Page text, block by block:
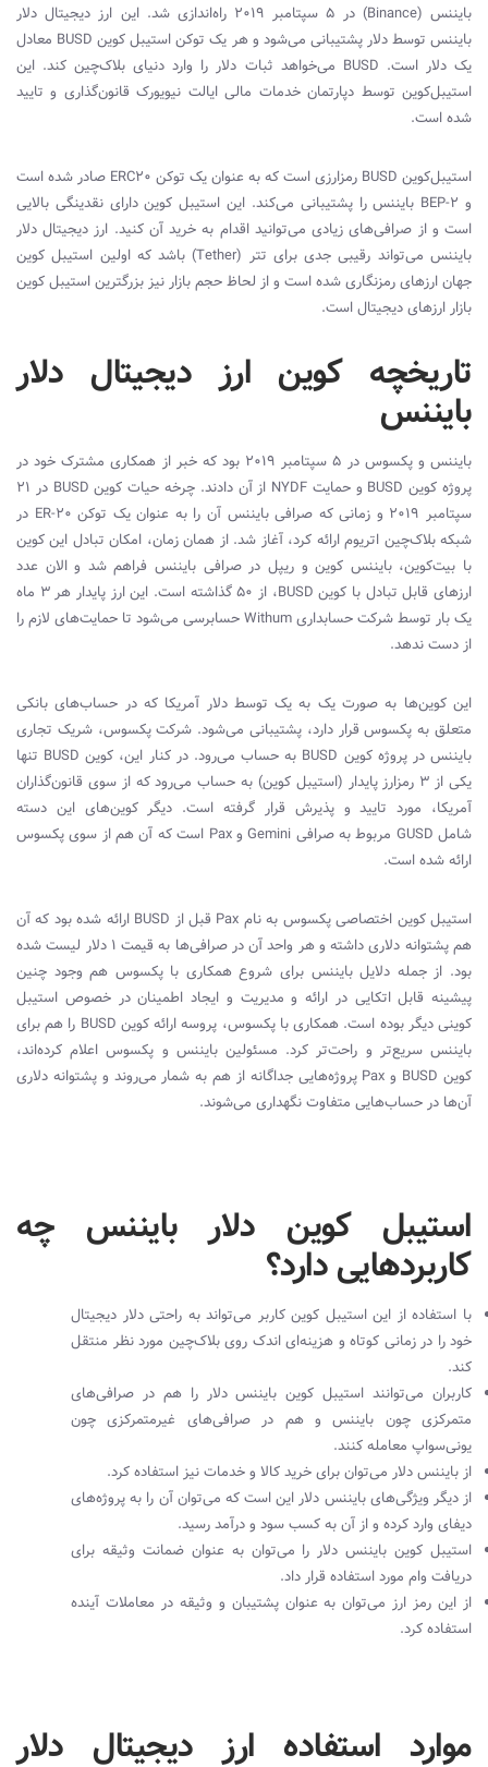
بایننس (Binance
) در ۵ سپتامبر ۲۰۱۹ راه‌اندازی شد. این ارز دیجیتال دلار
بایننس توسط دلار پشتیبانی می‌شود و هر یک توکن استیبل کوین BUSD معادل
یک دلار ‌است. BUSD می‌خواهد ثبات دلار را وارد دنیای بلاک‌چین کند. این
استیبل‌کوین توسط دپارتمان خدمات مالی ایالت نیویورک قانون‌گذاری و تایید
شده است.
استیبل‌کوین BUSD رمزارزی است که به عنوان یک توکن ERC20 صادر شده است
و BEP-2 بایننس را پشتیبانی می‌کند. این استیبل کوین دارای نقدینگی بالایی
است و از صرافی‌های زیادی می‌توانید اقدام به خرید آن کنید. ارز دیجیتال دلار
بایننس می‌تواند رقیبی جدی برای تتر (Tether) باشد که اولین استیبل کوین
جهان ارزهای رمزنگاری شده است و از لحاظ حجم بازار نیز بزرگترین استیبل کوین
بازار ارزهای دیجیتال است.
تاریخچه کوین ارز دیجیتال دلار
بایننس
بایننس و پکسوس در 5 سپتامبر 2019 بود که خبر از همکاری مشترک خود در
پروژه کوین BUSD و حمایت NYDF از آن دادند. چرخه حیات کوین BUSD
در 21
سپتامبر 2019 و زمانی که صرافی بایننس آن را به عنوان یک توکن
ER-20 در
شبکه بلاک‌چین اتریوم ارائه کرد، آغاز شد. از همان زمان، امکان تبادل این کوین
با بیت‌کوین، بایننس کوین و ریپل در صرافی بایننس فراهم شد و الان عدد
ارزهای قابل تبادل با کوین BUSD
، از 50 گذاشته است. این ارز پایدار هر 3 ماه
یک بار توسط شرکت حسابداریWithumحسابرسی می‌شود تا حمایت‌های لازم را
از دست ندهد.
این کوین‌ها به صورت یک به یک توسط دلار آمریکا که در حساب‌های بانکی
متعلق به پکسوس قرار دارد، پشتیبانی می‌شود. شرکت پکسوس، شریک تجاری
بایننس در پروژه کوین BUSD به حساب می‌رود. در کنار این، کوین BUSD تنها
یکی از 3 رمزارز پایدار (استیبل کوین) به حساب می‌رود که از سوی قانون‌گذاران
آمریکا، مورد تایید و پذیرش قرار گرفته است. دیگر کوین‌های این دسته
شامل GUSD مربوط به صرافی GeminiوPax است که آن هم از سوی پکسوس
ارائه شده است.
استیبل کوین اختصاصی پکسوس به نام Pax قبل از BUSD ارائه شده بود که آن
هم پشتوانه دلاری داشته و هر واحد آن در صرافی‌ها به قیمت 1 دلار لیست شده
بود. از جمله دلایل بایننس برای شروع همکاری با پکسوس هم وجود چنین
پیشینه قابل اتکایی در ارائه و مدیریت و ایجاد اطمینان در خصوص استیبل
کوینی دیگر بوده است. همکاری با پکسوس، پروسه ارائه کوین BUSD را هم برای
بایننس سریع‌تر و راحت‌تر کرد. مسئولین بایننس و پکسوس اعلام کرده‌اند،
کوین BUSD و Pax پروژه‌هایی جداگانه از هم به شمار می‌روند و پشتوانه دلاری
آن‌ها در حساب‌هایی متفاوت نگهداری می‌شوند.
استیبل کوین دلار بایننس چه
کاربرد‌هایی دارد؟
با استفاده از این استیبل کوین کاربر می‌تواند به راحتی دلار دیجیتال
خود را در زمانی کوتاه و هزینه‌ای اندک روی بلاک‌چین مورد نظر منتقل
کند.
کاربران می‌توانند استیبل کوین بایننس دلار را هم در صرافی‌های
متمرکزی چون بایننس و هم در صرافی‌های غیر‌متمرکزی چون
یونی‌سواپ معامله کنند.
از بایننس دلار می‌توان برای خرید کالا و خدمات نیز استفاده کرد.
از دیگر ویژگی‌های بایننس دلار این است که می‌توان آن را به پروژه‌های
دیفای وارد کرده و از آن به کسب سود و درآمد رسید.
استیبل کوین بایننس دلار را می‌توان به عنوان ضمانت وثیقه برای
دریافت وام مورد استفاده قرار داد.
از این رمز ارز می‌توان به عنوان پشتیبان و وثیقه در معاملات آینده
استفاده کرد.
موارد استفاده ارز دیجیتال دلار